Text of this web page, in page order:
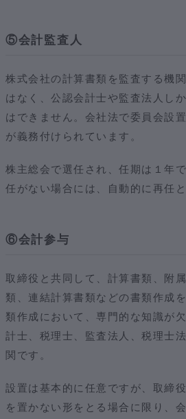
⑤会計監査人
株式会社の計算書類を監査する機
はなく、公認会計士や監査法人し
はできません。会社法で委員会設
が義務付けられています。
株主総会で選任され、任期は１年
任がない場合には、自動的に再任と
⑥会計参与
取締役と共同して、計算書類、附
類、連結計算書類などの書類作成
類作成において、専門的な知識が
計士、税理士、監査法人、税理士
関です。
設置は基本的に任意ですが、取締
を置かない形をとる場合に限り、